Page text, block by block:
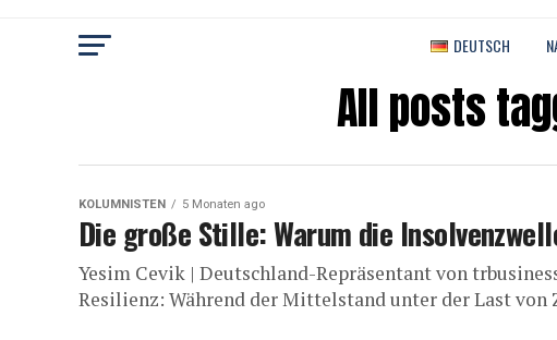
DEUTSCH
All posts
KOLUMNISTEN 5 Monaten ago
Die große Stille: Warum die
Yesim Cevik | Deutschland-Repräsentant von
Resilienz: Während der Mittelstand unter der Last